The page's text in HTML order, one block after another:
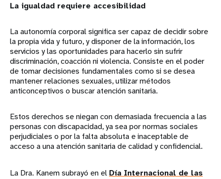
La igualdad requiere accesibilidad
La autonomía corporal significa ser capaz de decidir sobre
la propia vida y futuro, y disponer de la información, los
servicios y las oportunidades para hacerlo sin sufrir
discriminación, coacción ni violencia. Consiste en el poder
de tomar decisiones fundamentales como si se desea
mantener relaciones sexuales, utilizar métodos
anticonceptivos o buscar atención sanitaria.
Estos derechos se niegan con demasiada frecuencia a las
personas con discapacidad, ya sea por normas sociales
perjudiciales o por la falta absoluta e inaceptable de
acceso a una atención sanitaria de calidad y confidencial.
La Dra. Kanem subrayó en el Día Internacional de las